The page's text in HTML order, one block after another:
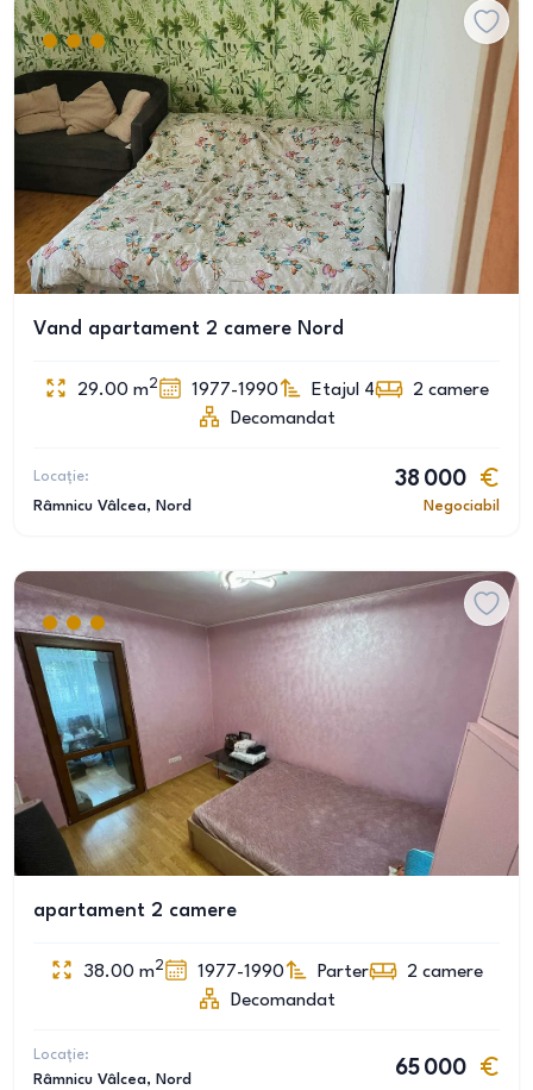
Vand apartament 2 camere Nord
29.00 m2 1977-1990 Etajul 4 2 camere
Decomandat
Locație:
Râmnicu Vâlcea, Nord
38 000
Negociabil
apartament 2 camere
38.00 m2 1977-1990 Parter 2 camere
Decomandat
Locație:
Râmnicu Vâlcea, Nord
65 000